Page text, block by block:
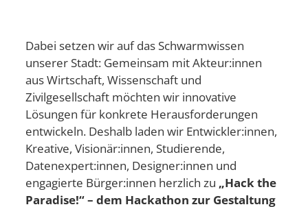
Dabei setzen wir auf das Schwarmwissen
unserer Stadt: Gemeinsam mit Akteur:innen
aus Wirtschaft, Wissenschaft und
Zivilgesellschaft möchten wir innovative
Lösungen für konkrete Herausforderungen
entwickeln. Deshalb laden wir Entwickler:innen,
Kreative, Visionär:innen, Studierende,
Datenexpert:innen, Designer:innen und
engagierte Bürger:innen herzlich zu „Hack the
Paradise!“ – dem Hackathon zur Gestaltung